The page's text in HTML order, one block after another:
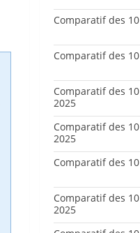
Comparatif des
Comparatif des
Comparatif des
2025
Comparatif des
2025
Comparatif des
Comparatif des
2025